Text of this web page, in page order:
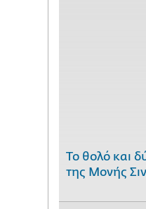
Το θολό και
της Μονής